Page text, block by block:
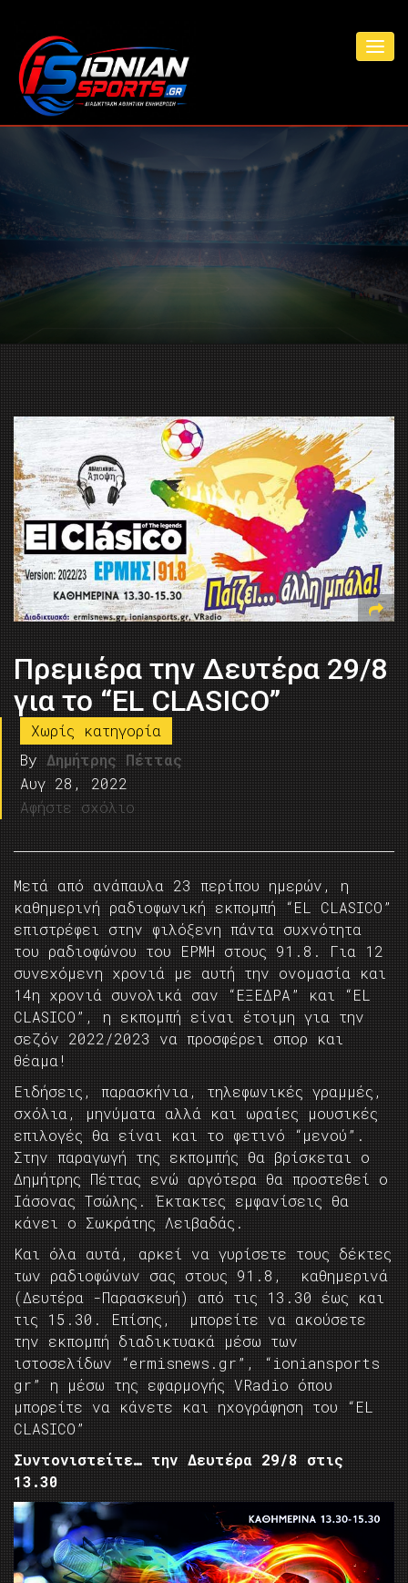
Πρεμιέρα την Δευτέρα 29/8
για το “EL CLASICO”
Χωρίς κατηγορία
By Δημήτρης Πέττας
Αυγ 28, 2022
Αφήστε σχόλιο
Μετά από ανάπαυλα 23 περίπου ημερών, η
καθημερινή ραδιοφωνική εκπομπή “ΕL CLASICO”
επιστρέφει στην φιλόξενη πάντα συχνότητα
του ραδιοφώνου του ΕΡΜΗ στους 91.8. Για 12
συνεχόμενη χρονιά με αυτή την ονομασία και
14η χρονιά συνολικά σαν “ΕΞΕΔΡΑ” και “ΕL
CLASICO”, η εκπομπή είναι έτοιμη για την
σεζόν 2022/2023 να προσφέρει σπορ και
θέαμα!
Ειδήσεις, παρασκήνια, τηλεφωνικές γραμμές,
σχόλια, μηνύματα αλλά και ωραίες μουσικές
επιλογές θα είναι και το φετινό “μενού”.
Στην παραγωγή της εκπομπής θα βρίσκεται ο
Δημήτρης Πέττας ενώ αργότερα θα προστεθεί ο
Ιάσονας Τσώλης. Έκτακτες εμφανίσεις θα
κάνει ο Σωκράτης Λειβαδάς.
Και όλα αυτά, αρκεί να γυρίσετε τους δέκτες
των ραδιοφώνων σας στους 91.8, καθημερινά
(Δευτέρα -Παρασκευή) από τις 13.30 έως και
τις 15.30. Επίσης, μπορείτε να ακούσετε
την εκπομπή διαδικτυακά μέσω των
ιστοσελίδων “ermisnews.gr”, “ioniansports
gr” η μέσω της εφαρμογής VRadio όπου
μπορείτε να κάνετε και ηχογράφηση του “EL
CLASICO”
Συντονιστείτε… την Δευτέρα 29/8 στις
13.30